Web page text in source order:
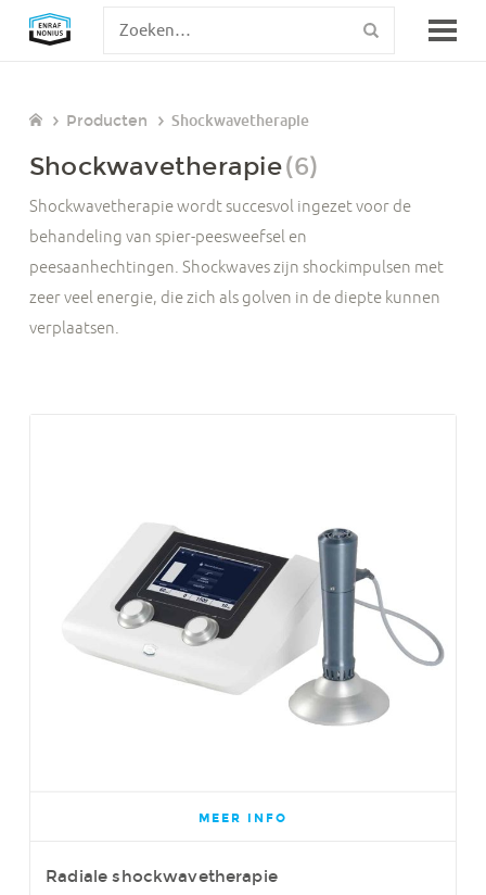
Producten Shockwavetherapie
Shockwavetherapie(6)
Shockwavetherapie wordt succesvol ingezet voor de
behandeling van spier-peesweefsel en
peesaanhechtingen. Shockwaves zijn shockimpulsen met
zeer veel energie, die zich als golven in de diepte kunnen
verplaatsen.
MEER INFO
Radiale shockwavetherapie